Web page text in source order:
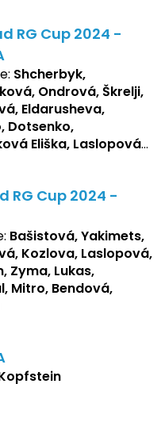
RG Cup 2024 -
Shcherbyk,
Ondrová, Škrelji,
Eldarusheva,
Dotsenko,
Eliška, Laslopová
Bašistová Beáta,
Pšeničková Vanesa,
Laslopová B.,
Lukas, Negreskul ,
Flaksová
RG Cup 2024 -
Bašistová, Yakimets,
Kozlova, Laslopová,
Zyma, Lukas,
Mitro, Bendová,